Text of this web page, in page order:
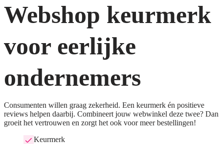
Webshop keurmerk
voor eerlijke
ondernemers
Consumenten willen graag zekerheid. Een keurmerk én positieve
reviews helpen daarbij. Combineert jouw webwinkel deze twee? Dan
groeit het vertrouwen en zorgt het ook voor meer bestellingen!
Keurmerk